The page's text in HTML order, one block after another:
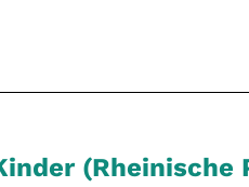
(Rheinische